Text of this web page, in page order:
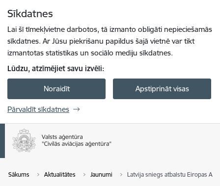
Sīkdatnes
Lai šī tīmekļvietne darbotos, tā izmanto obligāti nepieciešamās
sīkdatnes. Ar Jūsu piekrišanu papildus šajā vietnē var tikt
izmantotas statistikas un sociālo mediju sīkdatnes.
Lūdzu, atzīmējiet savu izvēli:
Noraidīt Apstiprināt visas
Pārvaldīt sīkdatnes
Sākums Aktualitātes Jaunumi Latvija sniegs atbalstu Eiropas